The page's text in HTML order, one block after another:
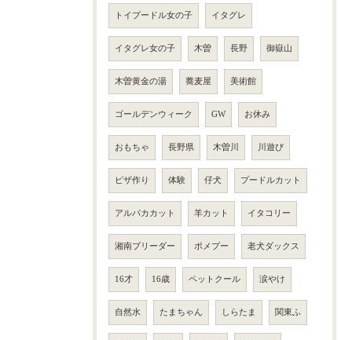
トイプードル女の子 イタグレ
イタグレ女の子 木曽 長野 御嶽山
木曽黄金の湯 蕎麦屋 美術館
ゴールデンウィーク GW お休み
おもちゃ 長野県 木曽川 川遊び
ピザ作り 体験 仔犬 プードルカット
アルパカカット 羊カット イタコリー
湘南ブリーダー ポメプー 老犬ダックス
16才 16歳 ペットクール 涙やけ
自然水 たまちゃん しらたま 関東ふ